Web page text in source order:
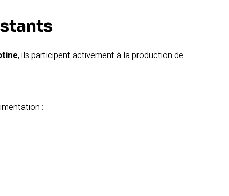
, ils participent activement à la production de
: